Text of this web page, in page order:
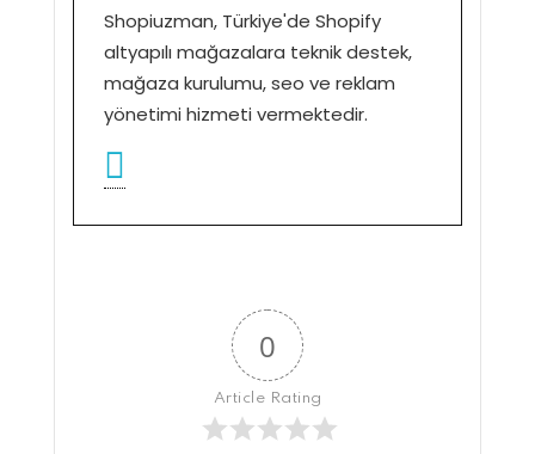
Shopiuzman, Türkiye'de Shopify
altyapılı mağazalara teknik destek,
mağaza kurulumu, seo ve reklam
yönetimi hizmeti vermektedir.
0
Article Rating